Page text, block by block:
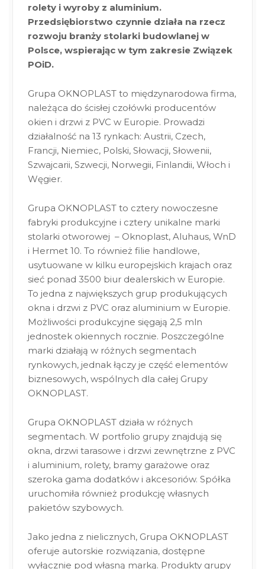
rolety i wyroby z aluminium.
Przedsiębiorstwo czynnie działa na rzecz
rozwoju branży stolarki budowlanej w
Polsce, wspierając w tym zakresie Związek
POiD.
Grupa OKNOPLAST to międzynarodowa firma,
należąca do ścisłej czołówki producentów
okien i drzwi z PVC w Europie. Prowadzi
działalność na 13 rynkach: Austrii, Czech,
Francji, Niemiec, Polski, Słowacji, Słowenii,
Szwajcarii, Szwecji, Norwegii, Finlandii, Włoch i
Węgier.
Grupa OKNOPLAST to cztery nowoczesne
fabryki produkcyjne i cztery unikalne marki
stolarki otworowej – Oknoplast, Aluhaus, WnD
i Hermet 10. To również filie handlowe,
usytuowane w kilku europejskich krajach oraz
sieć ponad 3500 biur dealerskich w Europie.
To jedna z największych grup produkujących
okna i drzwi z PVC oraz aluminium w Europie.
Możliwości produkcyjne sięgają 2,5 mln
jednostek okiennych rocznie. Poszczególne
marki działają w różnych segmentach
rynkowych, jednak łączy je część elementów
biznesowych, wspólnych dla całej Grupy
OKNOPLAST.
Grupa OKNOPLAST działa w różnych
segmentach. W portfolio grupy znajdują się
okna, drzwi tarasowe i drzwi zewnętrzne z PVC
i aluminium, rolety, bramy garażowe oraz
szeroka gama dodatków i akcesoriów. Spółka
uruchomiła również produkcję własnych
pakietów szybowych.
Jako jedna z nielicznych, Grupa OKNOPLAST
oferuje autorskie rozwiązania, dostępne
wyłącznie pod własną marką. Produkty grupy